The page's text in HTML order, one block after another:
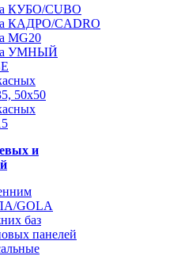
КУБО/CUBO
КАДРО/CADRO
MG20
УМНЫЙ
50x50
и
GOLA
баз
панелей